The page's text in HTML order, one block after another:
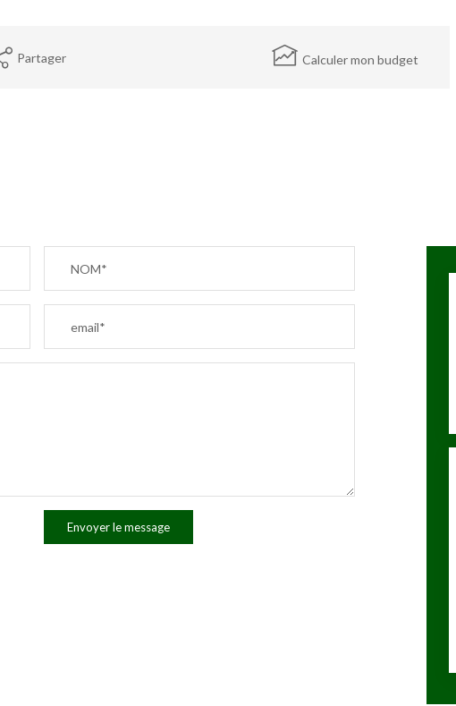
Partager Calculer mon budget
NOM*
email*
Envoyer le message